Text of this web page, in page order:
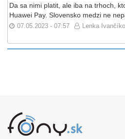
Da sa nimi platit, ale iba na trhoch,
Huawei Pay. Slovensko medzi ne
07.05.2023 - 07:57 Lenka